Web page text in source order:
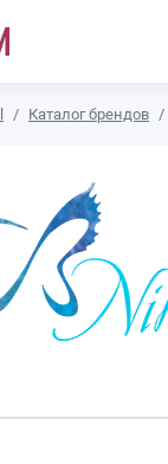
Каталог брендов